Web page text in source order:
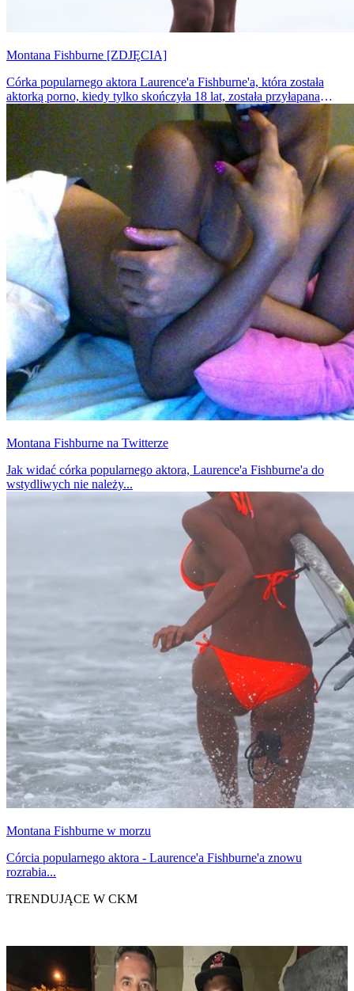
Montana Fishburne [ZDJĘCIA]
Córka popularnego aktora Laurence'a Fishburne'a, która została
aktorką porno, kiedy tylko skończyła 18 lat, została przyłapana
przez paparazzich...
Montana Fishburne na Twitterze
Jak widać córka popularnego aktora, Laurence'a Fishburne'a do
wstydliwych nie należy...
Montana Fishburne w morzu
Córcia popularnego aktora - Laurence'a Fishburne'a znowu
rozrabia...
TRENDUJĄCE W CKM